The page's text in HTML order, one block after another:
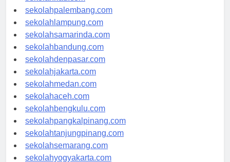
sekolahriau.com
sekolahpalembang.com
sekolahlampung.com
sekolahsamarinda.com
sekolahbandung.com
sekolahdenpasar.com
sekolahjakarta.com
sekolahmedan.com
sekolahaceh.com
sekolahbengkulu.com
sekolahpangkalpinang.com
sekolahtanjungpinang.com
sekolahsemarang.com